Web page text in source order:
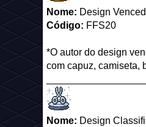
Nome: Design
Código: FFS20
*O autor do design
com capuz, camiseta,
Nome: Design